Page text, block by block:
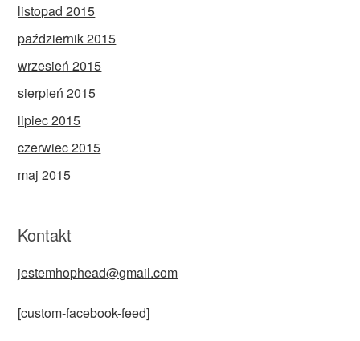
listopad 2015
październik 2015
wrzesień 2015
sierpień 2015
lipiec 2015
czerwiec 2015
maj 2015
Kontakt
jestemhophead@gmail.com
[custom-facebook-feed]